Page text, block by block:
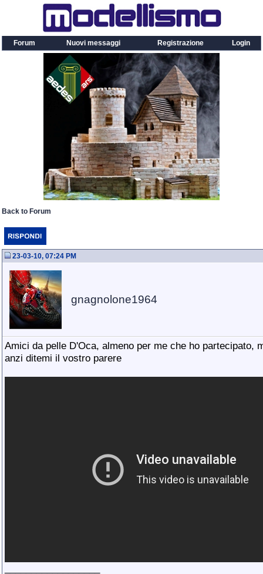
Forum Nuovi messaggi Registrazione Login
Back to Forum
23-03-10, 07:24 PM
gnagnolone1964
Amici da pelle D'Oca, almeno per me che ho partecipato,
anzi ditemi il vostro parere